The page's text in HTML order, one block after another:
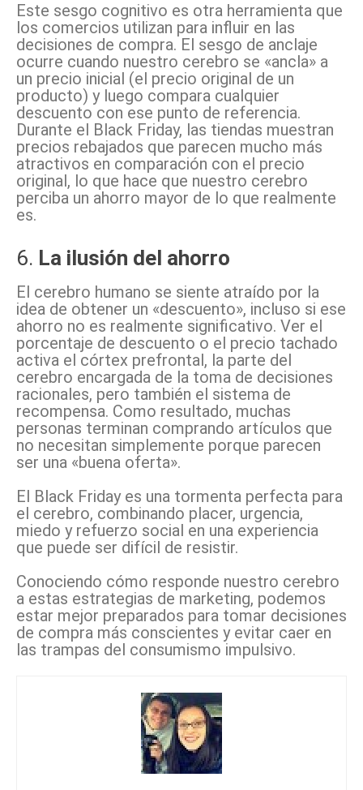
Este sesgo cognitivo es otra herramienta que
los comercios utilizan para influir en las
decisiones de compra. El sesgo de anclaje
ocurre cuando nuestro cerebro se «ancla» a
un precio inicial (el precio original de un
producto) y luego compara cualquier
descuento con ese punto de referencia.
Durante el Black Friday, las tiendas muestran
precios rebajados que parecen mucho más
atractivos en comparación con el precio
original, lo que hace que nuestro cerebro
perciba un ahorro mayor de lo que realmente
es.
6. La ilusión del ahorro
El cerebro humano se siente atraído por la
idea de obtener un «descuento», incluso si ese
ahorro no es realmente significativo. Ver el
porcentaje de descuento o el precio tachado
activa el córtex prefrontal, la parte del
cerebro encargada de la toma de decisiones
racionales, pero también el sistema de
recompensa. Como resultado, muchas
personas terminan comprando artículos que
no necesitan simplemente porque parecen
ser una «buena oferta».
El Black Friday es una tormenta perfecta para
el cerebro, combinando placer, urgencia,
miedo y refuerzo social en una experiencia
que puede ser difícil de resistir.
Conociendo cómo responde nuestro cerebro
a estas estrategias de marketing, podemos
estar mejor preparados para tomar decisiones
de compra más conscientes y evitar caer en
las trampas del consumismo impulsivo.